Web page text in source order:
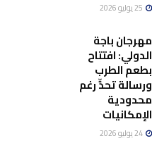
مهرجان باجة
الدولي: افتتاح
بطعم الطرب
ورسالة تحدٍّ رغم
محدودية
الإمكانيات
24 يوليو 2026